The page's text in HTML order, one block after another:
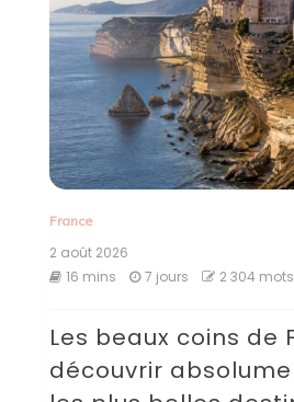
France
2 août 2026
16 mins
7 jours 2 304 mots
Les beaux coins de
découvrir